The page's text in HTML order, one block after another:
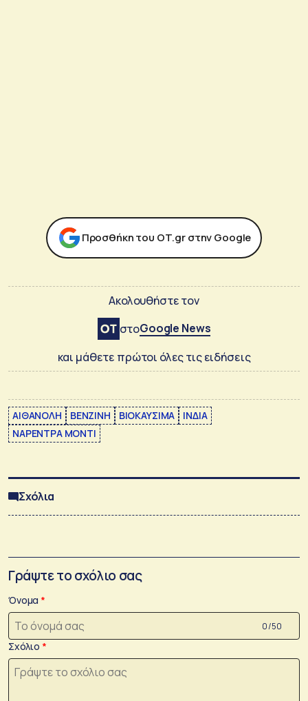
Προσθήκη του ΟΤ.gr στην Google
Ακολουθήστε τον
στοGoogle News
και μάθετε πρώτοι όλες τις ειδήσεις
ΑΙΘΑΝΟΛΗ ΒΕΝΖΙΝΗ ΒΙΟΚΑΥΣΙΜΑ
ΙΝΔΙΑ
ΝΑΡΕΝΤΡΑ ΜΟΝΤΙ
Σχόλια
Γράψτε το σχόλιο σας
Όνομα
0 /50
Σχόλιο